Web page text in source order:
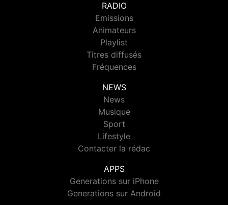
RADIO
Emissions
Animateurs
Playlist
Titres diffusés
Fréquences
NEWS
News
Musique
Sport
Lifestyle
Contacter la rédac
APPS
Generations sur iPhone
Generations sur Android